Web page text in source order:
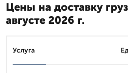
Цены на доставку
августе 2026 г.
Услуга